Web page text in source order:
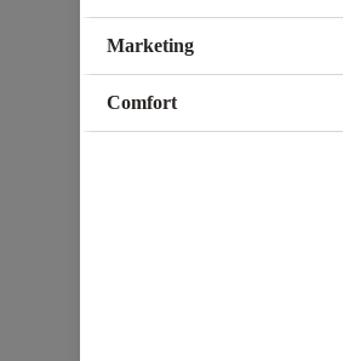
Marketing
Comfort